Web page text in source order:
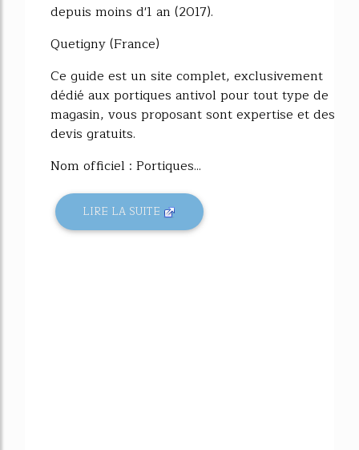
depuis moins d'1 an (2017).
Quetigny (France)
Ce guide est un site complet, exclusivement
dédié aux portiques antivol pour tout type de
magasin, vous proposant sont expertise et des
devis gratuits.
Nom officiel : Portiques...
LIRE LA SUITE